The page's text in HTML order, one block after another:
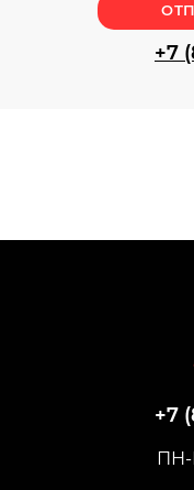
+7
+7
ПН-